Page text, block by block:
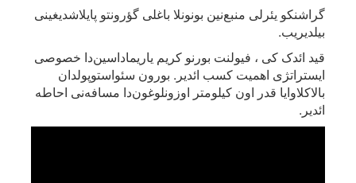
گراشنکو یئرلی منبع‌نین بونونلا باغلی گؤرونتو پایلاشدیغینی
بیلدیریب.
قید ائدک کی ، فیولنت بورنو کریم یاریماداسین‌دا خصوصی
ایستراتژی اهمیت کسب ائدیر. بورون سئواستوپولدان
بالاکلاوایا قدر اون کیلومتر اوزونلوغون‌دا مسافه‌نی احاطه
ائدیر.